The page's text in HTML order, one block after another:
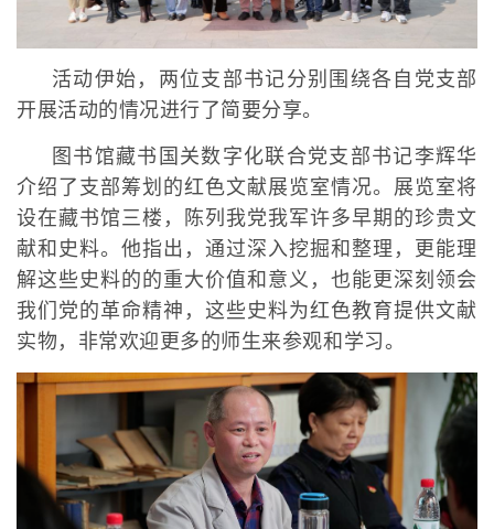
活动伊始，两位支部书记分别围绕各自党支部
开展活动的情况进行了简要分享。
图书馆藏书国关数字化联合党支部书记李辉华
介绍了支部筹划的红色文献展览室情况。展览室将
设在藏书馆三楼，陈列我党我军许多早期的珍贵文
献和史料。他指出，通过深入挖掘和整理，更能理
解这些史料的的重大价值和意义，也能更深刻领会
我们党的革命精神，这些史料为红色教育提供文献
实物，非常欢迎更多的师生来参观和学习。